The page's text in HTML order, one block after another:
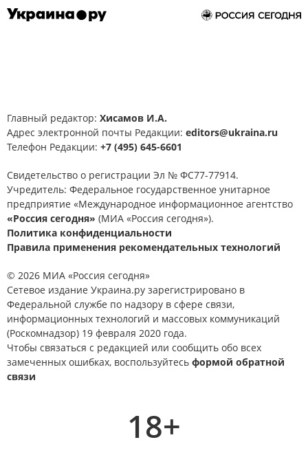
Главный редактор: Хисамов И.А.
Адрес электронной почты Редакции: editors@ukraina.ru
Телефон Редакции: +7 (495) 645-6601
Свидетельство о регистрации Эл № ФС77-77914.
Учредитель: Федеральное государственное унитарное
предприятие «Международное информационное агентство
«Россия сегодня» (МИА «Россия сегодня»).
Политика конфиденциальности
Правила применения рекомендательных технологий
© 2026 МИА «Россия сегодня»
Сетевое издание Украина.ру зарегистрировано в
Федеральной службе по надзору в сфере связи,
информационных технологий и массовых коммуникаций
(Роскомнадзор) 19 февраля 2020 года.
Чтобы связаться с редакцией или сообщить обо всех
замеченных ошибках, воспользуйтесь формой обратной
связи
18+